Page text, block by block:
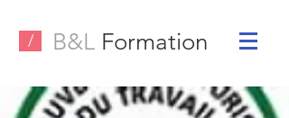
/ B&L Formation